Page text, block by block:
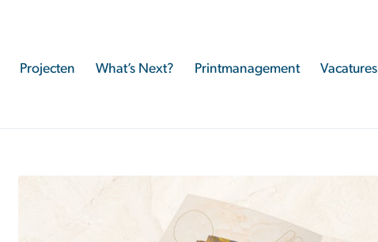
Projecten What’s Next? Printmanagement Vacatures